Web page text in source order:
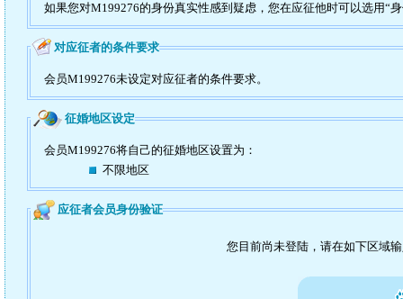
如果您对M199276的身份真实性感到疑虑，您在应征他时可以选用“
对应征者的条件要求
会员M199276未设定对应征者的条件要求。
征婚地区设定
会员M199276将自己的征婚地区设置为：
不限地区
应征者会员身份验证
您目前尚未登陆，请在如下区域